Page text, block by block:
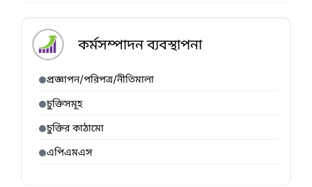
কর্মসম্পাদন ব্যবস্থাপনা
প্রজ্ঞাপন/পরিপত্র/নীতিমালা
চুক্তিসমূহ
চুক্তির কাঠামো
এপিএমএস